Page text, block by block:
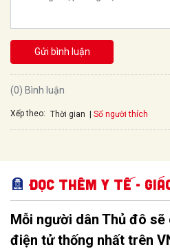
Gửi bình luận
(0) Bình luận
Xếp theo: Thời gian Số người thích
Đọc thêm Y tế -
Mỗi người dân Thủ đô
điện tử thống nhất trên